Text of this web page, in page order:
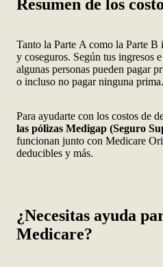
Resumen de los
Tanto la Parte A como la Parte
y coseguros. Según tus ingresos
algunas personas pueden pagar
o incluso no pagar ninguna prima.
Para ayudarte con los costos de
las pólizas Medigap (Seguro
funcionan junto con Medicare
deducibles y más.
¿Necesitas ayuda
Medicare?